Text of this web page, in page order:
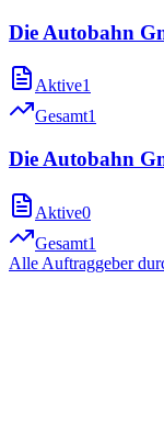
Die Autobahn
Aktive1
Gesamt1
Die Autobahn
Aktive0
Gesamt1
Alle Auftraggeber